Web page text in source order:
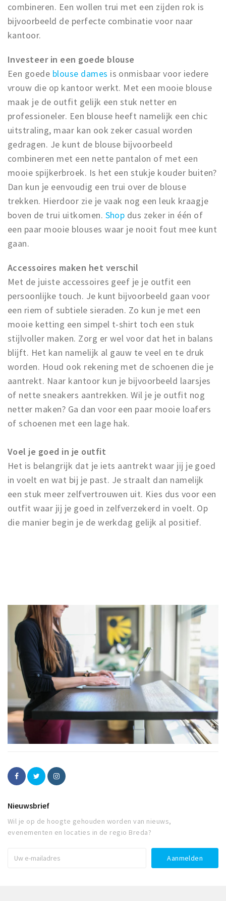
combineren. Een wollen trui met een zijden rok is
bijvoorbeeld de perfecte combinatie voor naar
kantoor.
Investeer in een goede blouse
Een goede blouse dames is onmisbaar voor iedere
vrouw die op kantoor werkt. Met een mooie blouse
maak je de outfit gelijk een stuk netter en
professioneler. Een blouse heeft namelijk een chic
uitstraling, maar kan ook zeker casual worden
gedragen. Je kunt de blouse bijvoorbeeld
combineren met een nette pantalon of met een
mooie spijkerbroek. Is het een stukje kouder buiten?
Dan kun je eenvoudig een trui over de blouse
trekken. Hierdoor zie je vaak nog een leuk kraagje
boven de trui uitkomen. Shop dus zeker in één of
een paar mooie blouses waar je nooit fout mee kunt
gaan.
Accessoires maken het verschil
Met de juiste accessoires geef je je outfit een
persoonlijke touch. Je kunt bijvoorbeeld gaan voor
een riem of subtiele sieraden. Zo kun je met een
mooie ketting een simpel t-shirt toch een stuk
stijlvoller maken. Zorg er wel voor dat het in balans
blijft. Het kan namelijk al gauw te veel en te druk
worden. Houd ook rekening met de schoenen die je
aantrekt. Naar kantoor kun je bijvoorbeeld laarsjes
of nette sneakers aantrekken. Wil je je outfit nog
netter maken? Ga dan voor een paar mooie loafers
of schoenen met een lage hak.
Voel je goed in je outfit
Het is belangrijk dat je iets aantrekt waar jij je goed
in voelt en wat bij je past. Je straalt dan namelijk
een stuk meer zelfvertrouwen uit. Kies dus voor een
outfit waar jij je goed in zelfverzekerd in voelt. Op
die manier begin je de werkdag gelijk al positief.
Nieuwsbrief
Wil je op de hoogte gehouden worden van nieuws,
evenementen en locaties in de regio Breda?